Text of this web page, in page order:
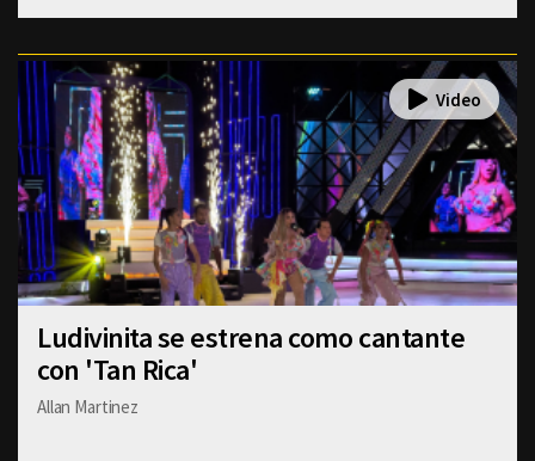
Ludivinita se estrena como cantante
con 'Tan Rica'
Allan Martinez